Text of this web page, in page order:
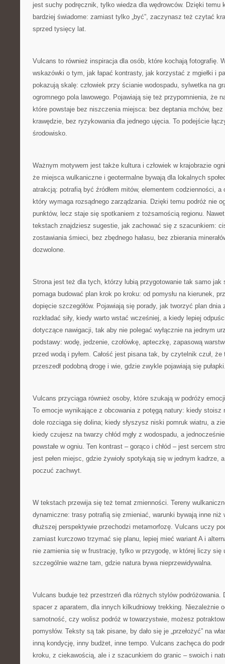
jest suchy podręcznik, tylko wiedza dla wędrowców. Dzięki temu
bardziej świadome: zamiast tylko „być”, zaczynasz też czytać
sprzed tysięcy lat.
Vulcans to również inspiracja dla osób, które kochają fotografię.
wskazówki o tym, jak łapać kontrasty, jak korzystać z mgiełki i
pokazują skalę: człowiek przy ścianie wodospadu, sylwetka na
ogromnego pola lawowego. Pojawiają się też przypomnienia, że
które powstaje bez niszczenia miejsca: bez deptania mchów,
krawędzie, bez ryzykowania dla jednego ujęcia. To podejście
środowisko.
Ważnym motywem jest także kultura i człowiek w krajobrazie
że miejsca wulkaniczne i geotermalne bywają dla lokalnych
atrakcją: potrafią być źródłem mitów, elementem codzienności,
który wymaga rozsądnego zarządzania. Dzięki temu podróż nie
punktów, lecz staje się spotkaniem z tożsamością regionu.
tekstach znajdziesz sugestie, jak zachować się z szacunkiem:
zostawiania śmieci, bez zbędnego hałasu, bez zbierania
dozwolone.
Strona jest też dla tych, którzy lubią przygotowanie tak samo jak
pomaga budować plan krok po kroku: od pomysłu na kierunek,
dopięcie szczegółów. Pojawiają się porady, jak tworzyć plan dnia
rozkładać siły, kiedy warto wstać wcześniej, a kiedy lepiej
dotyczące nawigacji, tak aby nie polegać wyłącznie na jednym
podstawy: wodę, jedzenie, czołówkę, apteczkę, zapasową
przed wodą i pyłem. Całość jest pisana tak, by czytelnik czuł,
przeszedł podobną drogę i wie, gdzie zwykle pojawiają się
Vulcans przyciąga również osoby, które szukają w podróży
To emocje wynikające z obcowania z potęgą natury: kiedy stoisz
dole rozciąga się dolina; kiedy słyszysz niski pomruk wiatru, a
kiedy czujesz na twarzy chłód mgły z wodospadu, a
powstałe w ogniu. Ten kontrast – gorąco i chłód – jest sercem
jest pełen miejsc, gdzie żywioły spotykają się w jednym kadrze,
poczuć zachwyt.
W tekstach przewija się też temat zmienności. Tereny
dynamiczne: trasy potrafią się zmieniać, warunki bywają inne niż
dłuższej perspektywie przechodzi metamorfozę. Vulcans uczy
zamiast kurczowo trzymać się planu, lepiej mieć wariant A i
nie zamienia się w frustrację, tylko w przygodę, w której liczy się
szczególnie ważne tam, gdzie natura bywa nieprzewidywalna.
Vulcans buduje też przestrzeń dla różnych stylów podróżowania.
spacer z aparatem, dla innych kilkudniowy trekking. Niezależnie
samotność, czy wolisz podróż w towarzystwie, możesz
pomysłów. Teksty są tak pisane, by dało się je „przełożyć” na
inną kondycję, inny budżet, inne tempo. Vulcans zachęca do
kroku, z ciekawością, ale i z szacunkiem do granic – swoich i